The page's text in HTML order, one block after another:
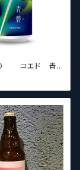
コエド 青
トビールシザー